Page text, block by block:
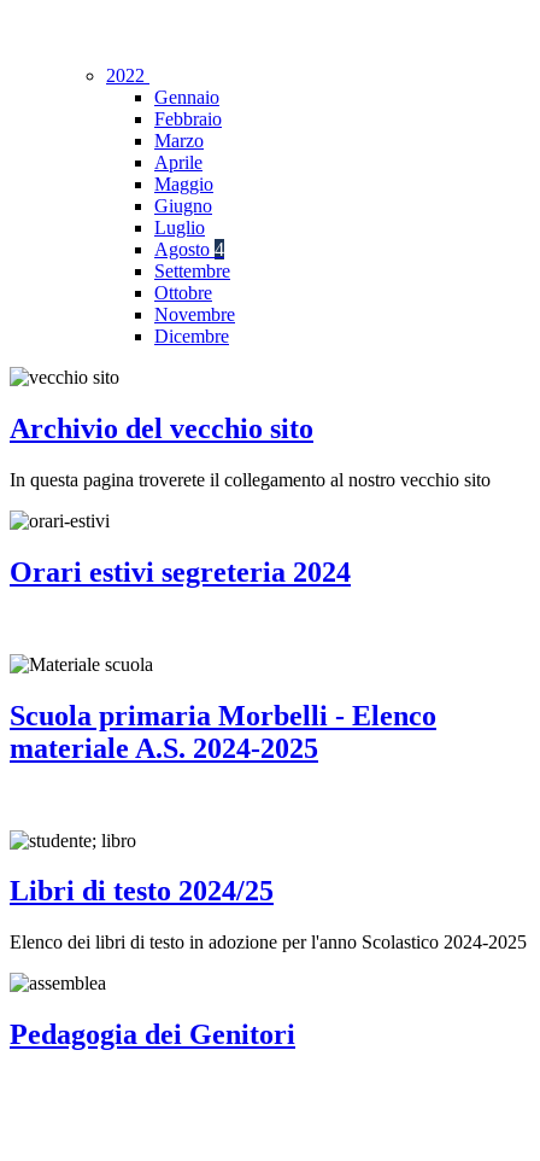
2022
Gennaio
Febbraio
Marzo
Aprile
Maggio
Giugno
Luglio
Agosto 4
Settembre
Ottobre
Novembre
Dicembre
Archivio del vecchio sito
In questa pagina troverete il collegamento al nostro vecchio sito
Orari estivi segreteria 2024
Scuola primaria Morbelli - Elenco
materiale A.S. 2024-2025
Libri di testo 2024/25
Elenco dei libri di testo in adozione per l'anno Scolastico 2024-2025
Pedagogia dei Genitori